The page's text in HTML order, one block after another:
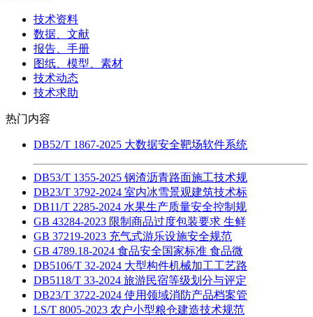
技术资料
数据、文献
报告、手册
图纸、模型、素材
技术动态
技术求助
热门内容
DB52/T 1867-2025 大数据安全靶场软件系统
DB53/T 1355-2025 钢渣沥青路面施工技术规
DB23/T 3792-2024 室内冰雪景观建筑技术标
DB11/T 2285-2024 水果生产质量安全控制规
GB 43284-2023 限制商品过度包装要求 生鲜
GB 37219-2023 充气式游乐设施安全规范
GB 4789.18-2024 食品安全国家标准 食品微
DB5106/T 32-2024 大型构件机械加工工艺路
DB5118/T 33-2024 旅游民宿等级划分与评定
DB23/T 3722-2024 使用领域消防产品档案管
LS/T 8005-2023 农户小型粮仓建造技术规范